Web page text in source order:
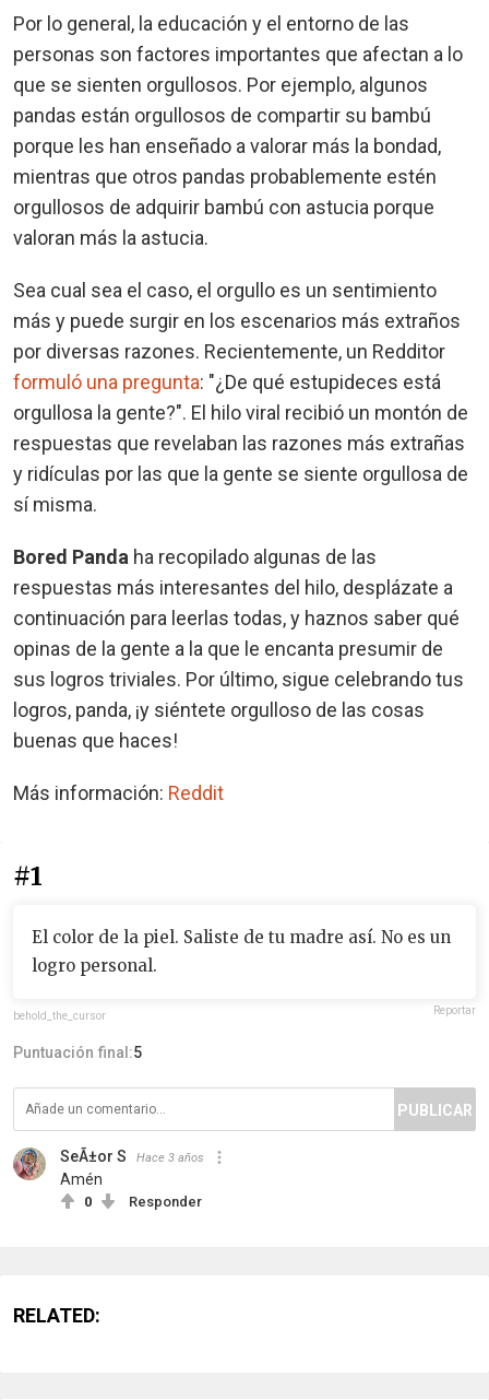
Por lo general, la educación y el entorno de las
personas son factores importantes que afectan a lo
que se sienten orgullosos. Por ejemplo, algunos
pandas están orgullosos de compartir su bambú
porque les han enseñado a valorar más la bondad,
mientras que otros pandas probablemente estén
orgullosos de adquirir bambú con astucia porque
valoran más la astucia.
Sea cual sea el caso, el orgullo es un sentimiento
más y puede surgir en los escenarios más extraños
por diversas razones. Recientemente, un Redditor
formuló una pregunta: "¿De qué estupideces está
orgullosa la gente?". El hilo viral recibió un montón de
respuestas que revelaban las razones más extrañas
y ridículas por las que la gente se siente orgullosa de
sí misma.
Bored Panda ha recopilado algunas de las
respuestas más interesantes del hilo, desplázate a
continuación para leerlas todas, y haznos saber qué
opinas de la gente a la que le encanta presumir de
sus logros triviales. Por último, sigue celebrando tus
logros, panda, ¡y siéntete orgulloso de las cosas
buenas que haces!
Más información: Reddit
#1
El color de la piel. Saliste de tu madre así. No es un
logro personal.
behold_the_cursor Reportar
Puntuación final:5
PUBLICAR
SeÃ±or S Hace 3 años
Amén
0 Responder
RELATED: